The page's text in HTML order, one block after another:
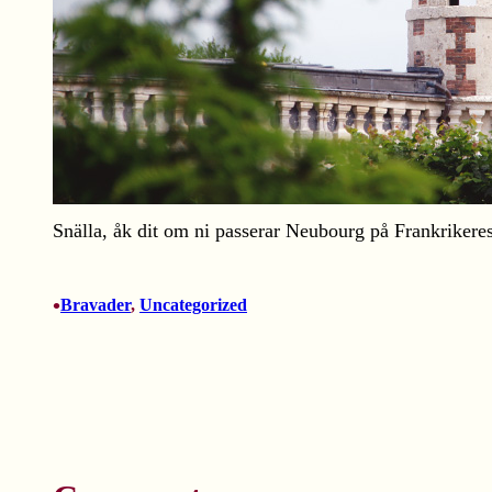
Snälla, åk dit om ni passerar Neubourg på
•Bravader, Uncategorized